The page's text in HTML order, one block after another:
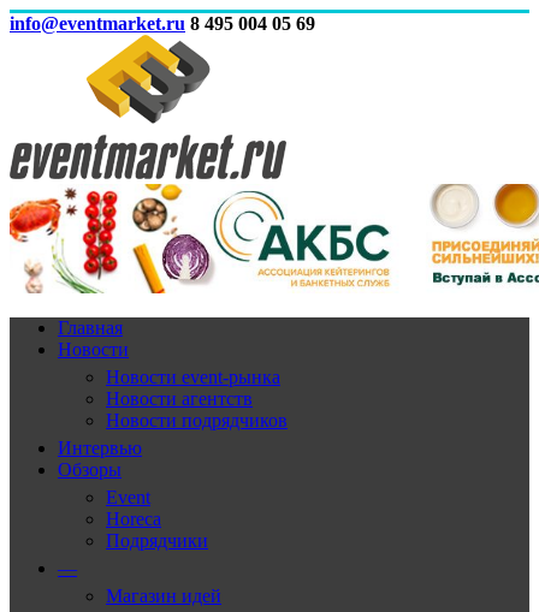
info@eventmarket.ru 8 495 004 05 69
Главная
Новости
Новости event-рынка
Новости агентств
Новости подрядчиков
Интервью
Обзоры
Event
Horeca
Подрядчики
—
Магазин идей